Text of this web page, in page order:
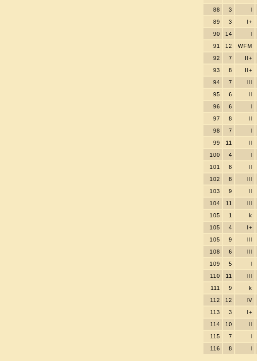
88
3 I
89
3 I+
90
14 I
91
12 WFM
92
7 II+
93
8 II+
94
7 III
95
6 II
96
6 I
97
8 II
98
7 I
99
11 II
100
4 I
101
8 II
102
8 III
103
9 II
104
11 III
105
1 k
105
4 I+
105
9 III
108
6 III
109
5 I
110
11 III
111
9 k
112
12 IV
113
3 I+
114
10 II
115
7 I
116
8 I